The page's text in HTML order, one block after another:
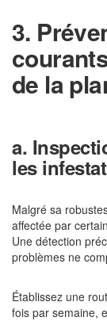
3.
de la
a.
les
Malgré sa
affectée par
Une détection
problèmes ne
Établissez une
fois par semaine,